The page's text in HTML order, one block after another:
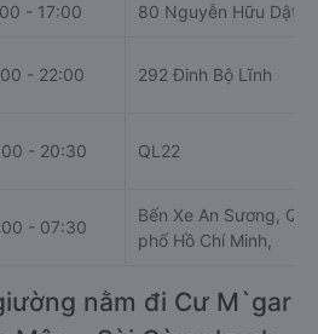
- 17:00 80 Nguyễn Hữu Dật
- 22:00 292 Đinh Bộ Lĩnh
- 20:30 QL22
- 07:30
Bến Xe An Sương,
phố Hồ Chí Minh,
nằm đi Cư M`gar